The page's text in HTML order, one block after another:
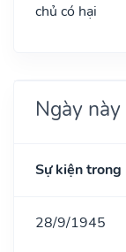
chủ có hại
Ngày
Sự kiện trong
28/9/1945